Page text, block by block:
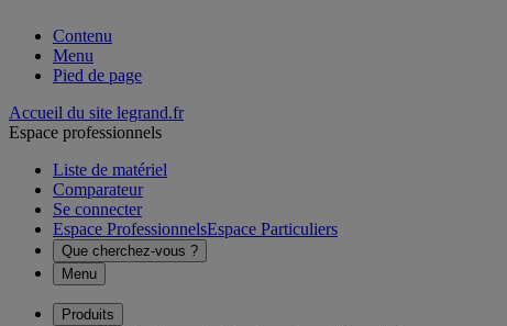
Contenu
Menu
Pied de page
Accueil du site legrand.fr
Espace professionnels
Liste de matériel
Comparateur
Se connecter
Espace ProfessionnelsEspace Particuliers
Que cherchez-vous ?
Menu
Produits